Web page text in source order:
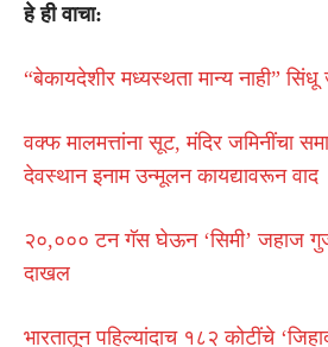
हे ही वाचा:
“बेकायदेशीर मध्यस्थता मान्य नाही”
वक्फ मालमत्तांना सूट, मंदिर जमिनींचा
देवस्थान इनाम उन्मूलन कायद्यावरून वाद
२०,००० टन गॅस घेऊन ‘सिमी’ जहाज
दाखल
भारतातून पहिल्यांदाच १८२ कोटींचे